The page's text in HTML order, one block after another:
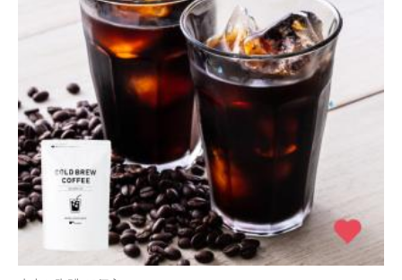
深蒸しうなぎ 2尾ギフトセット
6,580円（税込*）